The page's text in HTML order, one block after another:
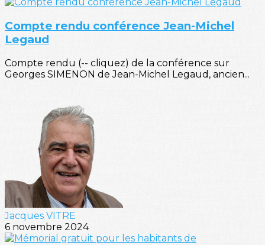
Compte rendu conférence Jean-Michel
Legaud
Compte rendu (-- cliquez) de la conférence sur
Georges SIMENON de Jean-Michel Legaud, ancien...
Jacques VITRE
6 novembre 2024